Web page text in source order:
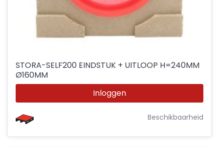
STORA-SELF200 EINDSTUK + UITLOOP H=240MM
Ø160MM
Inloggen
Beschikbaarheid